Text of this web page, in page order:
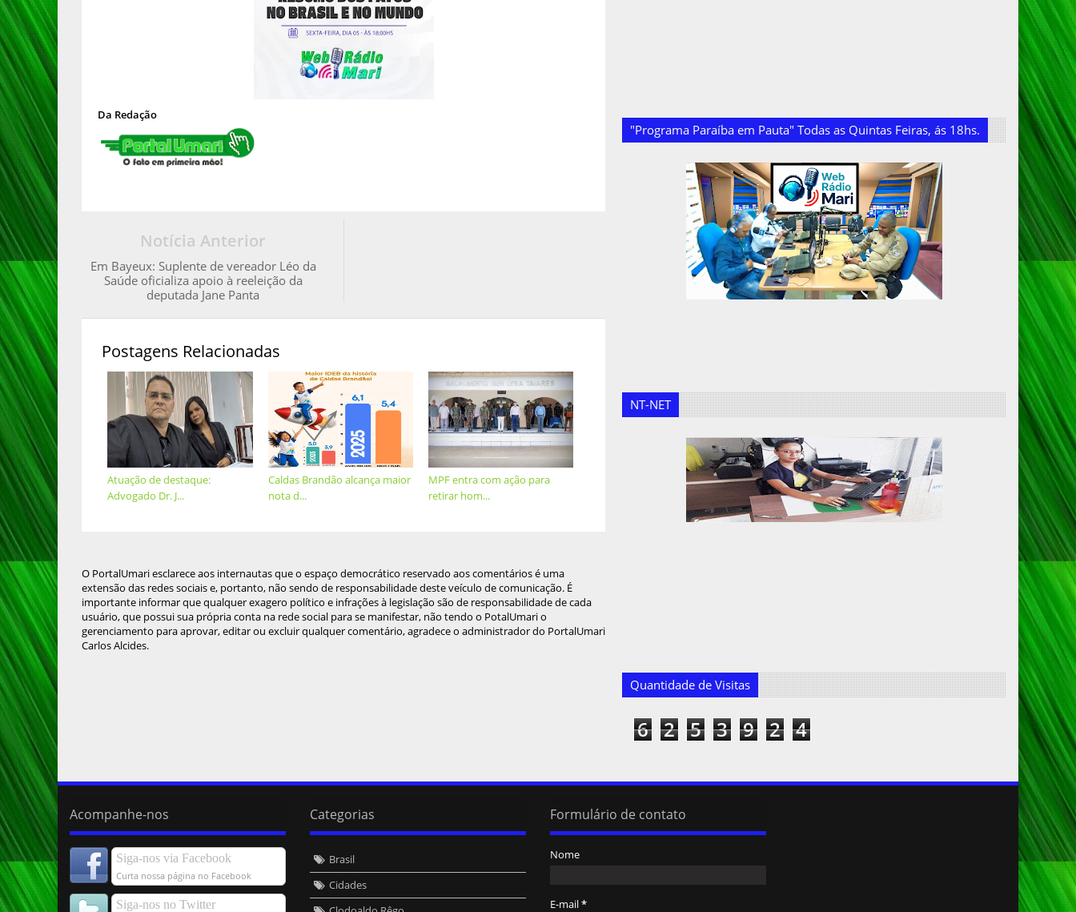
Da Redação
Notícia Anterior
Em Bayeux: Suplente de vereador Léo da
Saúde oficializa apoio à reeleição da
deputada Jane Panta
Postagens Relacionadas
MPF entra com ação para
retirar hom...
Caldas Brandão alcança maior
nota d...
Atuação de destaque:
Advogado Dr. J...
O PortalUmari esclarece aos internautas que o espaço democrático reservado aos comentários é uma
extensão das redes sociais e, portanto, não sendo de responsabilidade deste veículo de comunicação. É
importante informar que qualquer exagero político e infrações à legislação são de responsabilidade de cada
usuário, que possui sua própria conta na rede social para se manifestar, não tendo o PotalUmari o
gerenciamento para aprovar, editar ou excluir qualquer comentário, agradece o administrador do PortalUmari
Carlos Alcides.
"Programa Paraíba em Pauta" Todas as Quintas Feiras, ás 18hs.
NT-NET
Quantidade de Visitas
6 2 5 3 9 2 4
Acompanhe-nos
Siga-nos via Facebook
Curta nossa página no Facebook
Siga-nos no Twitter
Categorias
Brasil
Cidades
Formulário de contato
Nome
E-mail*